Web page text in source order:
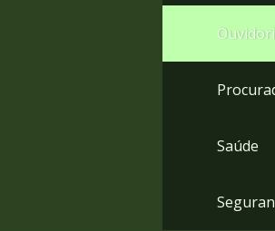
Saúde